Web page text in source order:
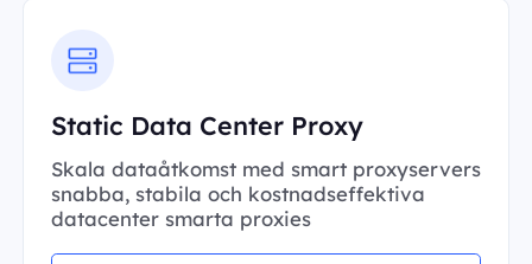
Static Data Center Proxy
Skala dataåtkomst med smart proxyservers
snabba, stabila och kostnadseffektiva
datacenter smarta proxies